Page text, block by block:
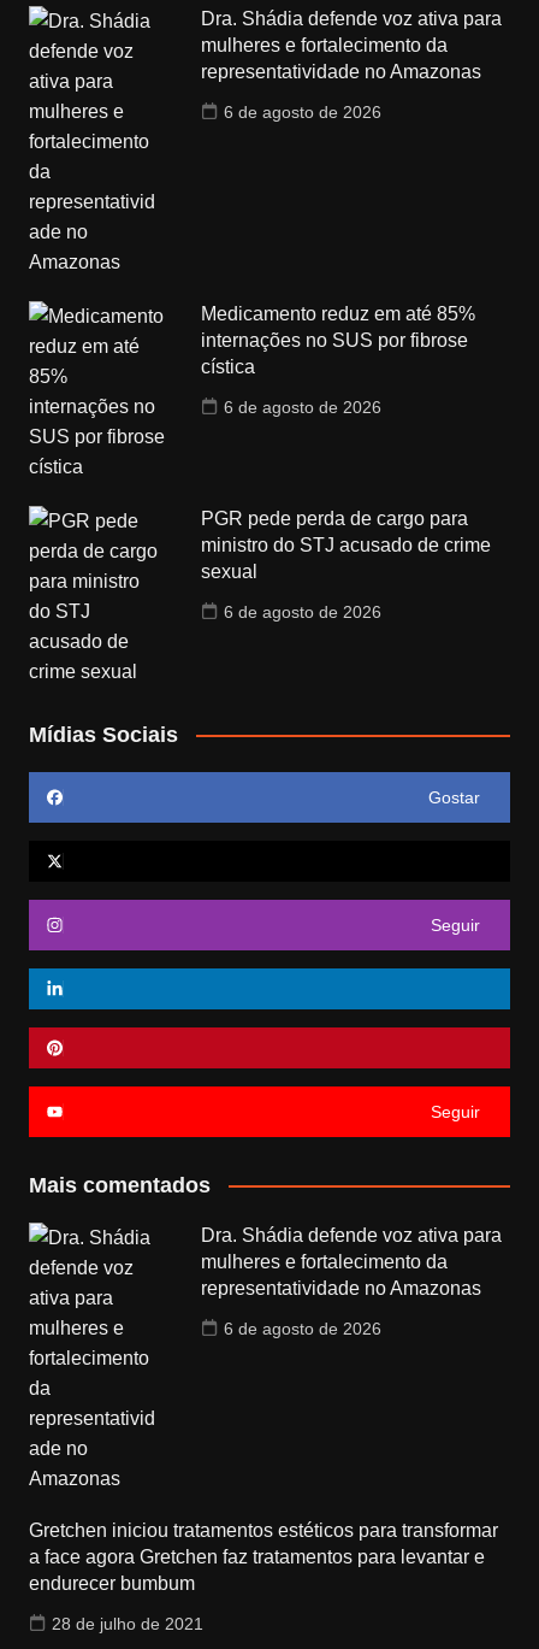
Dra. Shádia defende voz ativa para
mulheres e fortalecimento da
representatividade no Amazonas
6 de agosto de 2026
Medicamento reduz em até 85%
internações no SUS por fibrose
cística
6 de agosto de 2026
PGR pede perda de cargo para
ministro do STJ acusado de crime
sexual
6 de agosto de 2026
Mídias Sociais
Gostar
Seguir
Seguir
Mais comentados
Dra. Shádia defende voz ativa para
mulheres e fortalecimento da
representatividade no Amazonas
6 de agosto de 2026
Gretchen iniciou tratamentos estéticos para transformar
a face agora Gretchen faz tratamentos para levantar e
endurecer bumbum
28 de julho de 2021